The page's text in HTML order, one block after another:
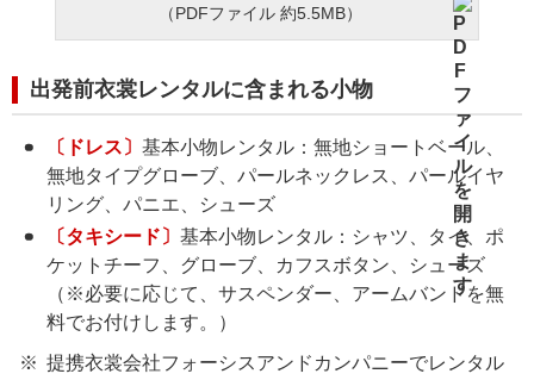
（PDFファイル 約5.5MB）
出発前衣裳レンタルに含まれる小物
〔ドレス〕 基本小物レンタル：無地ショートベール、
無地タイプグローブ、パールネックレス、パールイヤ
リング、パニエ、シューズ
〔タキシード〕 基本小物レンタル：シャツ、タイ、ポ
ケットチーフ、グローブ、カフスボタン、シューズ
（※必要に応じて、サスペンダー、アームバンドを無
料でお付けします。）
提携衣裳会社フォーシスアンドカンパニーでレンタル